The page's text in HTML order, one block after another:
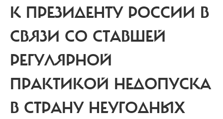
К ПРЕЗИДЕНТУ РОССИИ В
СВЯЗИ СО СТАВШЕЙ
РЕГУЛЯРНОЙ
ПРАКТИКОЙ НЕДОПУСКА
В СТРАНУ НЕУГОДНЫХ